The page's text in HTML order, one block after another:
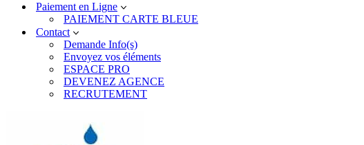
Paiement en Ligne
PAIEMENT CARTE BLEUE
Contact
Demande Info(s)
Envoyez vos éléments
ESPACE PRO
DEVENEZ AGENCE
RECRUTEMENT